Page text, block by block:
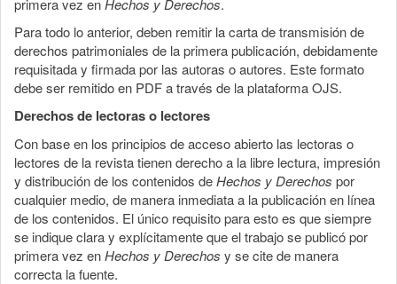
primera vez enHechos y Derechos.
Para todo lo anterior, deben remitir la carta de transmisión de
derechos patrimoniales de la primera publicación, debidamente
requisitada y firmada por las autoras o autores. Este formato
debe ser remitido en PDF a través de la plataforma OJS.
Derechos de lectoras o lectores
Con base en los principios de acceso abierto las lectoras o
lectores de la revista tienen derecho a la libre lectura, impresión
y distribución de los contenidos deHechos y Derechos por
cualquier medio, de manera inmediata a la publicación en línea
de los contenidos. El único requisito para esto es que siempre
se indique clara y explícitamente que el trabajo se publicó por
primera vez enHechos y Derechos y se cite de manera
correcta la fuente.